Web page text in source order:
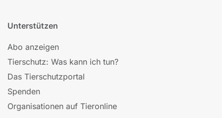
Unterstützen
Abo anzeigen
Tierschutz: Was kann ich tun?
Das Tierschutzportal
Spenden
Organisationen auf Tieronline